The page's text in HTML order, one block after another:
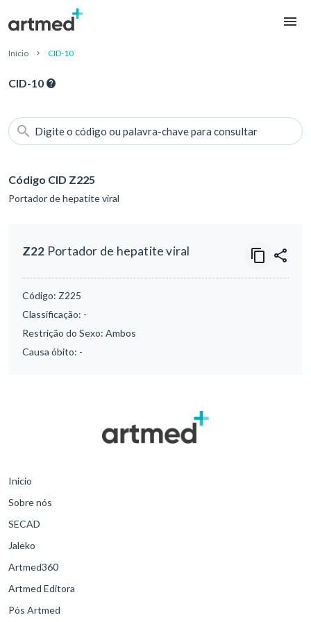
Início CID-10
CID-10
Digite o código ou palavra-chave para consultar
Código CID Z225
Portador de hepatite viral
Z22 Portador de hepatite viral
Código: Z225
Classificação: -
Restrição do Sexo: Ambos
Causa óbito: -
Início
Sobre nós
SECAD
Jaleko
Artmed360
Artmed Editora
Pós Artmed